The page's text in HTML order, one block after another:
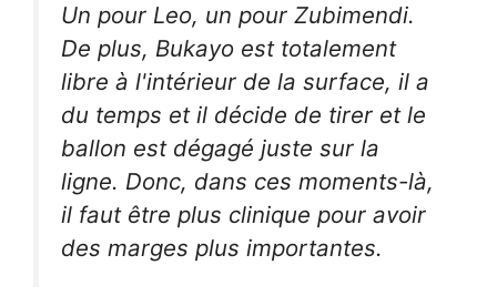
Un pour Leo, un pour Zubimendi.
De plus, Bukayo est totalement
libre à l'intérieur de la surface, il a
du temps et il décide de tirer et le
ballon est dégagé juste sur la
ligne. Donc, dans ces moments-là,
il faut être plus clinique pour avoir
des marges plus importantes.